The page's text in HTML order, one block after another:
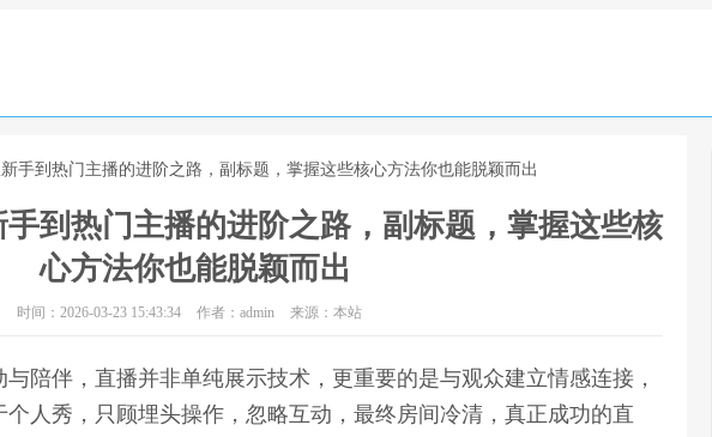
手到热门主播的进阶之路，副标题，掌握这些核心方法你也能脱颖而出
到热门主播的进阶之路，副标题，掌握这些核
心方法你也能脱颖而出
时间：2026-03-23 15:43:34 作者：admin 来源：本站
陪伴，直播并非单纯展示技术，更重要的是与观众建立情感连接，
人秀，只顾埋头操作，忽略互动，最终房间冷清，真正成功的直